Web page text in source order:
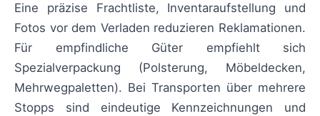
Eine präzise Frachtliste, Inventaraufstellung und
Fotos vor dem Verladen reduzieren Reklamationen.
Für empfindliche Güter empfiehlt sich
Spezialverpackung (Polsterung, Möbeldecken,
Mehrwegpaletten). Bei Transporten über mehrere
Stopps sind eindeutige Kennzeichnungen und